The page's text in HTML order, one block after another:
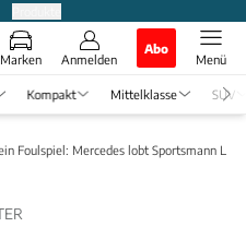
Marken Anmelden
Abo
Menü
Kompakt Mittelklasse SUV
Foulspiel: Mercedes lobt Sportsmann